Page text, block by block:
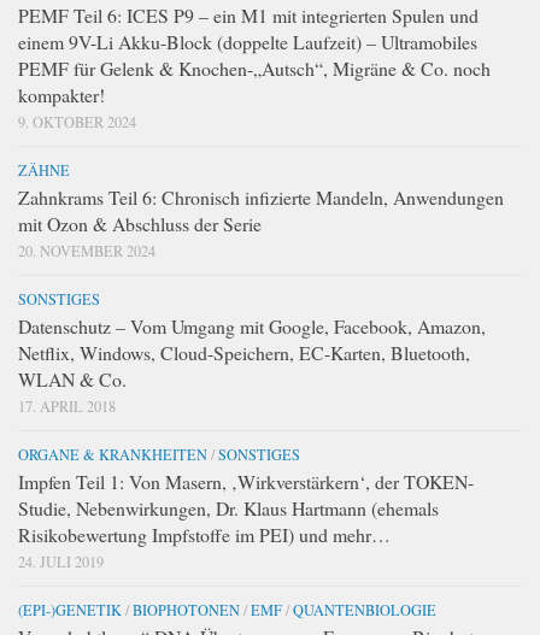
PEMF Teil 6: ICES P9 – ein M1 mit integrierten Spulen und
einem 9V-Li Akku-Block (doppelte Laufzeit) – Ultramobiles
PEMF für Gelenk & Knochen-„Autsch“, Migräne & Co. noch
kompakter!
9. OKTOBER 2024
ZÄHNE
Zahnkrams Teil 6: Chronisch infizierte Mandeln, Anwendungen
mit Ozon & Abschluss der Serie
20. NOVEMBER 2024
SONSTIGES
Datenschutz – Vom Umgang mit Google, Facebook, Amazon,
Netflix, Windows, Cloud-Speichern, EC-Karten, Bluetooth,
WLAN & Co.
17. APRIL 2018
ORGANE & KRANKHEITEN/SONSTIGES
Impfen Teil 1: Von Masern, ‚Wirkverstärkern‘, der TOKEN-
Studie, Nebenwirkungen, Dr. Klaus Hartmann (ehemals
Risikobewertung Impfstoffe im PEI) und mehr…
24. JULI 2019
(EPI-)GENETIK /BIOPHOTONEN/EMF/QUANTENBIOLOGIE